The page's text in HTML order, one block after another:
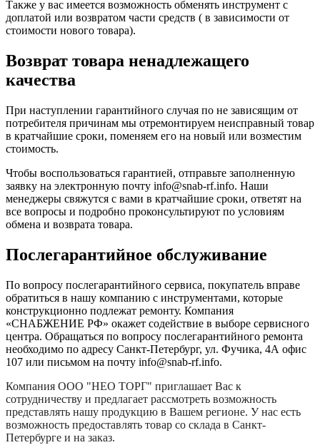
Также у вас имеется возможность обменять инструмент с
доплатой или возвратом части средств ( в зависимости от
стоимости нового товара).
Возврат товара ненадлежащего
качества
При наступлении гарантийного случая по не зависящим от
потребителя причинам мы отремонтируем неисправный товар
в кратчайшие сроки, поменяем его на новый или возместим
стоимость.
Чтобы воспользоваться гарантией, отправьте заполненную
заявку на электронную почту info@snab-rf.info. Наши
менеджеры свяжутся с вами в кратчайшие сроки, ответят на
все вопросы и подробно проконсультируют по условиям
обмена и возврата товара.
Послегарантийное обслуживание
По вопросу послегарантийного сервиса, покупатель вправе
обратиться в нашу компанию с инструментами, которые
конструкционно подлежат ремонту. Компания
«СНАБЖЕНИЕ РФ» окажет содействие в выборе сервисного
центра. Обращаться по вопросу послегарантийного ремонта
необходимо по адресу Санкт-Петербург, ул. Фучика, 4А офис
107 или письмом на почту info@snab-rf.info.
Компания ООО "НЕО ТОРГ" приглашает Вас к
сотрудничеству и предлагает рассмотреть возможность
представлять нашу продукцию в Вашем регионе. У нас есть
возможность предоставлять товар со склада в Санкт-
Петербурге и на заказ.